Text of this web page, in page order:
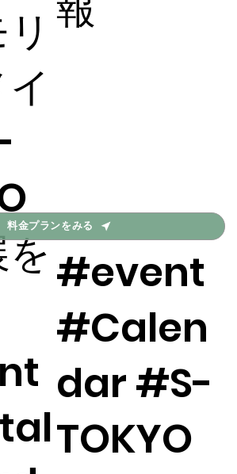
料金プランをみる
#event
#Calen
dar #S-
TOKYO